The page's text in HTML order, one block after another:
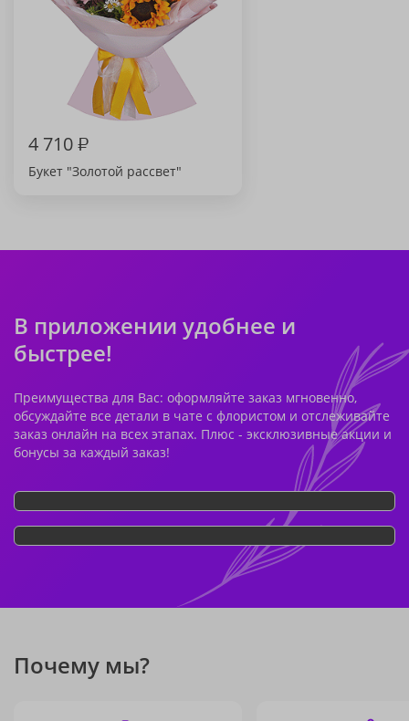
4 710₽
Букет "Золотой рассвет"
В приложении удобнее и
быстрее!
Преимущества для Вас: оформляйте заказ мгновенно,
обсуждайте все детали в чате с флористом и отслеживайте
заказ онлайн на всех этапах. Плюс - эксклюзивные акции и
бонусы за каждый заказ!
Почему мы?